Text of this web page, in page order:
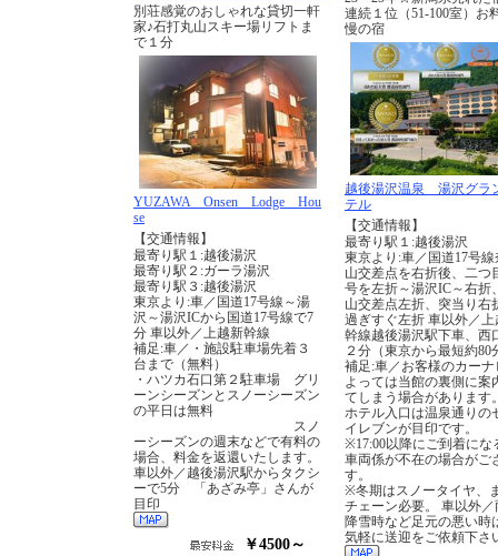
別荘感覚のおしゃれな貸切一軒
家♪石打丸山スキー場リフトま
で１分
YUZAWA Onsen Lodge Hou
se
【交通情報】
最寄り駅１:越後湯沢
最寄り駅２:ガーラ湯沢
最寄り駅３:越後湯沢
東京より:車／国道17号線～湯
沢～湯沢ICから国道17号線で7
分 車以外／上越新幹線
補足:車／・施設駐車場先着３
台まで（無料）
・ハツカ石口第２駐車場 グリ
ーンシーズンとスノーシーズン
の平日は無料
スノ
ーシーズンの週末などで有料の
場合、料金を返還いたします。
車以外／越後湯沢駅からタクシ
ーで5分 「あざみ亭」さんが
目印
￥4500～
連続１位（51-100室）お
慢の宿
越後湯沢温泉 湯沢グラ
テル
【交通情報】
最寄り駅１:越後湯沢
東京より:車／国道17号線
山交差点を右折後、二つ
号を左折～湯沢IC～右折
山交差点左折、突当り右
過ぎすぐ左折 車以外／上
幹線越後湯沢駅下車、西
２分（東京から最短約80
補足:車／お客様のカーナ
よっては当館の裏側に案
てしまう場合があります
ホテル入口は温泉通りの
イレブンが目印です。
※17:00以降にご到着にな
車両係が不在の場合がご
す。
※冬期はスノータイヤ、
チェーン必要。 車以外／
降雪時など足元の悪い時
気軽に送迎をご依頼下さ